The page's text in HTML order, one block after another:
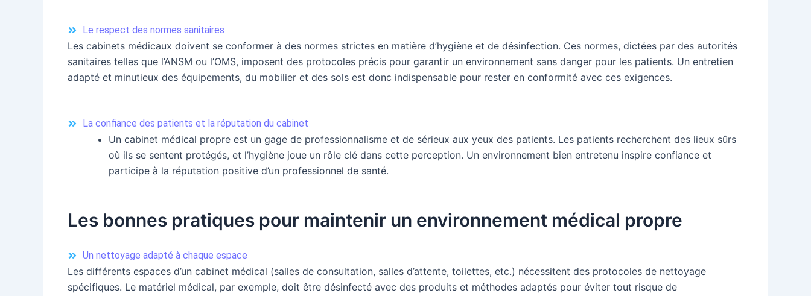
Le respect des normes sanitaires
Les cabinets médicaux doivent se conformer à des normes strictes en matière d’hygiène et de désinfection. Ces normes, dictées par des autorités
sanitaires telles que l’ANSM ou l’OMS, imposent des protocoles précis pour garantir un environnement sans danger pour les patients. Un entretien
adapté et minutieux des équipements, du mobilier et des sols est donc indispensable pour rester en conformité avec ces exigences.
La confiance des patients et la réputation du cabinet
Un cabinet médical propre est un gage de professionnalisme et de sérieux aux yeux des patients. Les patients recherchent des lieux sûrs
où ils se sentent protégés, et l’hygiène joue un rôle clé dans cette perception. Un environnement bien entretenu inspire confiance et
participe à la réputation positive d’un professionnel de santé.
Les bonnes pratiques pour maintenir un environnement médical propre
Un nettoyage adapté à chaque espace
Les différents espaces d’un cabinet médical (salles de consultation, salles d’attente, toilettes, etc.) nécessitent des protocoles de nettoyage
spécifiques. Le matériel médical, par exemple, doit être désinfecté avec des produits et méthodes adaptés pour éviter tout risque de